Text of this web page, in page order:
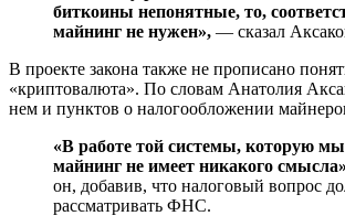
биткоины непонятные, то,
майнинг не нужен», — сказал
В проекте закона также не прописано
«криптовалюта». По словам Анатолия
нем и пунктов о налогообложении
«В работе той системы, которую
майнинг не имеет никакого
он, добавив, что налоговый вопрос
рассматривать ФНС.